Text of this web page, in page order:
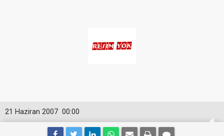
00:00
21 Haziran 2007